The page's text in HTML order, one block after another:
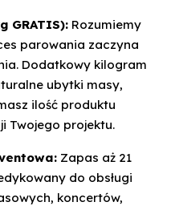
GRATIS): Rozumiemy
parowania zaczyna
Dodatkowy kilogram
ubytki masy,
ilość produktu
Twojego projektu.
Zapas aż 21
do obsługi
koncertów,